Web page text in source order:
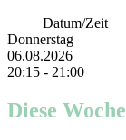
Datum/Zeit
Donnerstag
06.08.2026
20:15 - 21:00
Diese Woche